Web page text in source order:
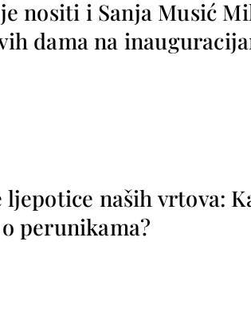
nositi i Sanja Musić
dama na
naših vrtova:
perunikama?